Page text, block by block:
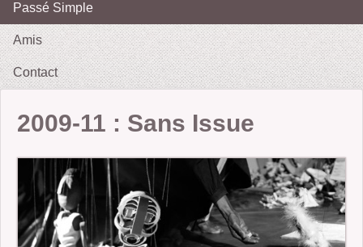
OH !
Les Rieurs : Galerie
Passé Simple
2021 : Migrations
2015 :Le Tarot des Parques
2010 : Le Tireur de Ficelles (fait sa Blanche Neige)
2006-07 : un froid de kronos
2005-07 : Les Enfants de la Bête
Amis
Contact
2009-11 : Sans Issue